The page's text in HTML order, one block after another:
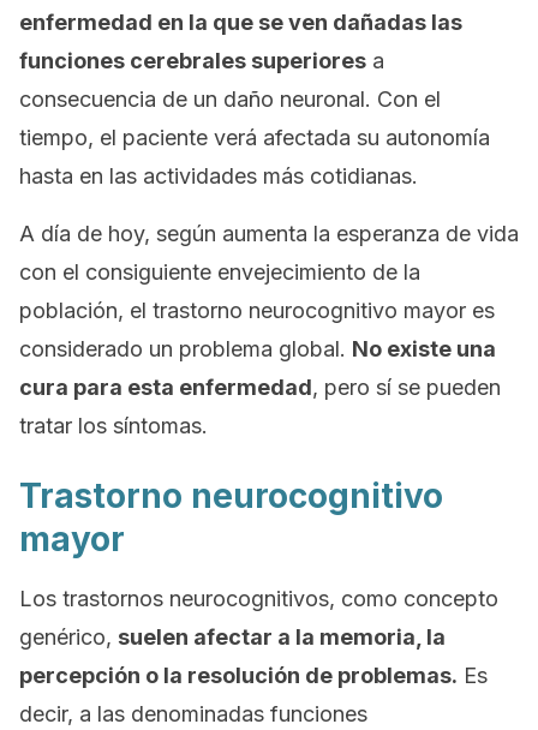
enfermedad en la que se ven dañadas las
funciones cerebrales superiores a
consecuencia de un daño neuronal. Con el
tiempo, el paciente verá afectada su autonomía
hasta en las actividades más cotidianas.
A día de hoy, según aumenta la esperanza de vida
con el consiguiente envejecimiento de la
población, el trastorno neurocognitivo mayor es
considerado un problema global. No existe una
cura para esta enfermedad, pero sí se pueden
tratar los síntomas.
Trastorno neurocognitivo
mayor
Los trastornos neurocognitivos, como concepto
genérico, suelen afectar a la memoria, la
percepción o la resolución de problemas. Es
decir, a las denominadas funciones